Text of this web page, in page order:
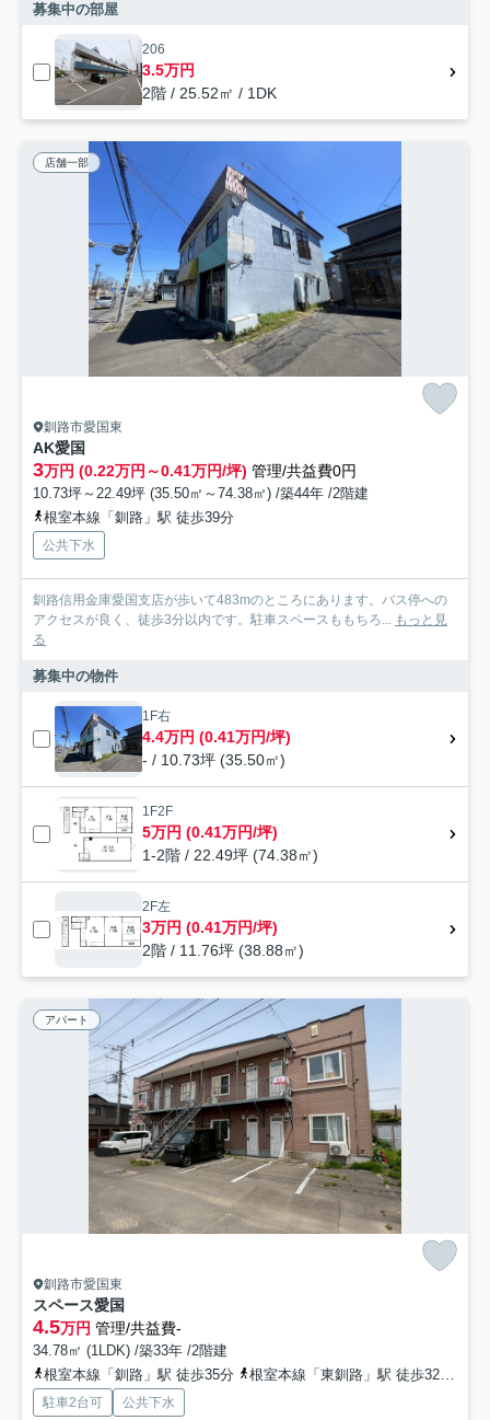
募集中の部屋
206
3.5万円
2階 / 25.52㎡ / 1DK
店舗一部
釧路市愛国東
AK愛国
3万円 (0.22万円～0.41万円/坪) 管理/共益費0円
10.73坪～22.49坪 (35.50㎡～74.38㎡) /築44年 /2階建
根室本線「釧路」駅 徒歩39分
公共下水
釧路信用金庫愛国支店が歩いて483mのところにあります。バス停への
アクセスが良く、徒歩3分以内です。駐車スペースももちろ... もっと見
る
募集中の物件
1F右
4.4万円 (0.41万円/坪)
- / 10.73坪 (35.50㎡)
1F2F
5万円 (0.41万円/坪)
1-2階 / 22.49坪 (74.38㎡)
2F左
3万円 (0.41万円/坪)
2階 / 11.76坪 (38.88㎡)
アパート
釧路市愛国東
スペース愛国
4.5万円 管理/共益費-
34.78㎡ (1LDK) /築33年 /2階建
根室本線「釧路」駅 徒歩35分
根室本線「東釧路」駅 徒歩32分
駐車2台可 公共下水